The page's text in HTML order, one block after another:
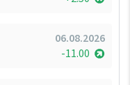
06.08.2026
-11.00